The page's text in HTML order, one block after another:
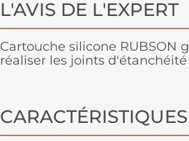
L'AVIS DE L'EXPERT
Cartouche silicone RUBSON
réaliser les joints
CARACTÉRISTIQUES